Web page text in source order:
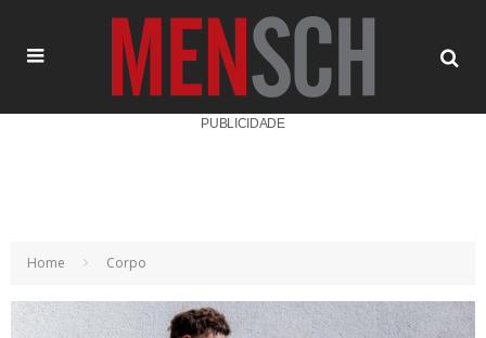
PUBLICIDADE
Home Corpo